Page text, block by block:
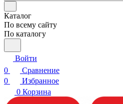
Каталог
По всему сайту
По каталогу
Войти
0
Сравнение
0
Избранное
0 Корзина